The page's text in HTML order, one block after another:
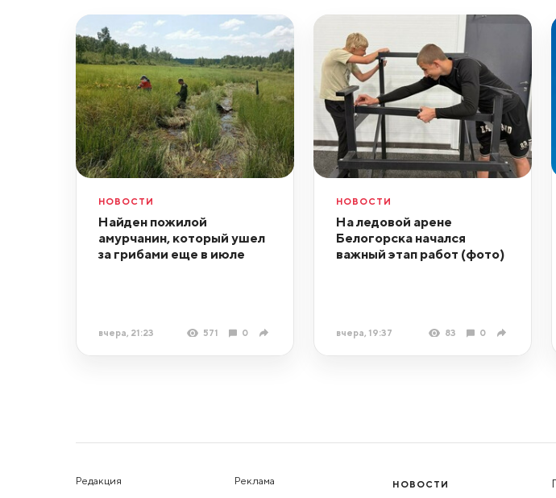
НОВОСТИ
Найден пожилой
амурчанин, который ушел
за грибами еще в июле
вчера, 21:23 571 0
НОВОСТИ
На ледовой арене
Белогорска начался
важный этап работ (фото)
вчера, 19:37 83 0
Редакция Реклама НОВОСТИ